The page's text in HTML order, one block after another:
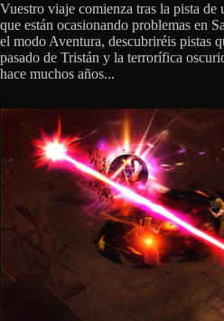
Vuestro viaje comienza tras la pista de
que están ocasionando problemas en
el modo Aventura, descubriréis pistas
pasado de Tristán y la terrorífica
hace muchos años...